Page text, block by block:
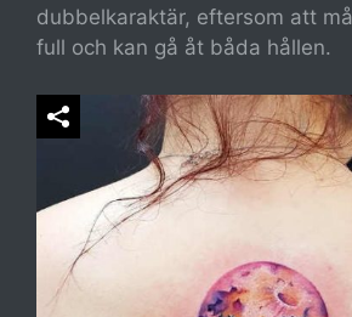
dubbelkaraktär, eftersom att
full och kan gå åt båda hållen.